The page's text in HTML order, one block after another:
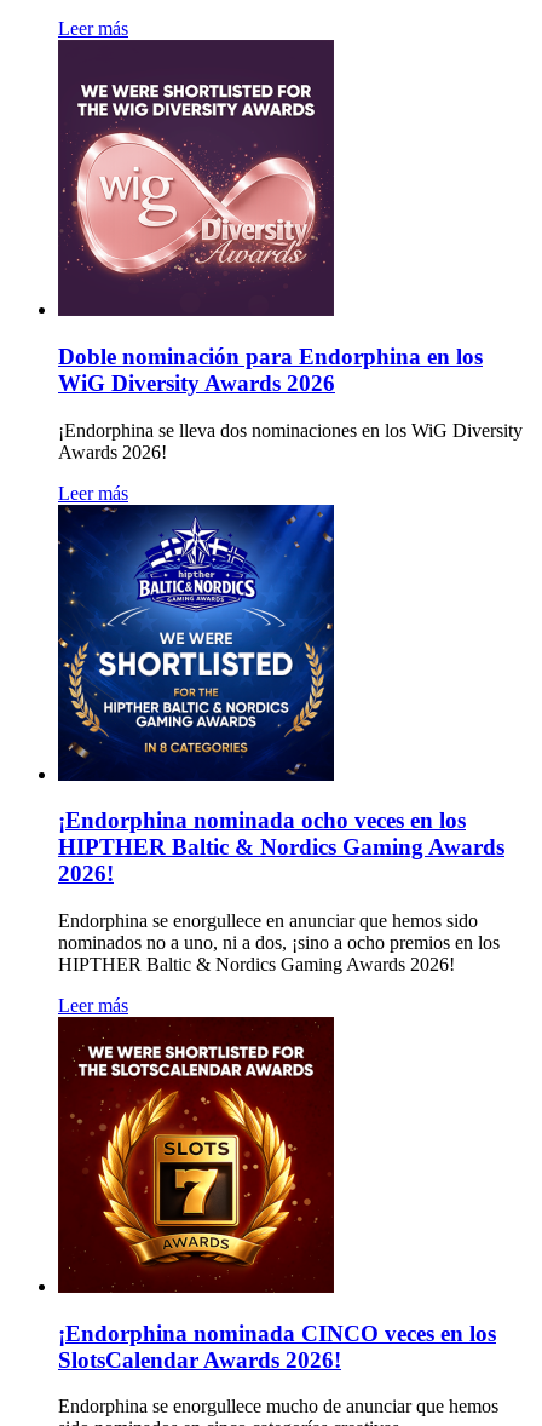
Leer más
Doble nominación para Endorphina en los
WiG Diversity Awards 2026
¡Endorphina se lleva dos nominaciones en los WiG Diversity
Awards 2026!
Leer más
¡Endorphina nominada ocho veces en los
HIPTHER Baltic & Nordics Gaming Awards
2026!
Endorphina se enorgullece en anunciar que hemos sido
nominados no a uno, ni a dos, ¡sino a ocho premios en los
HIPTHER Baltic & Nordics Gaming Awards 2026!
Leer más
¡Endorphina nominada CINCO veces en los
SlotsCalendar Awards 2026!
Endorphina se enorgullece mucho de anunciar que hemos